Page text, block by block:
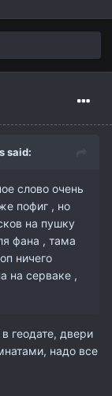
said:
слово очень
пофиг , но
на пушку
фана , тама
ничего
на серваке ,
геодате, двери
надо все